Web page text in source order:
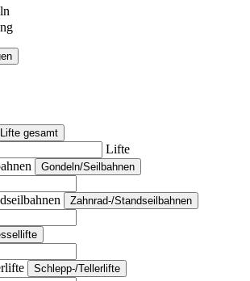
Lifte gesamt
Lifte
Gondeln/Seilbahnen
Zahnrad-/Standseilbahnen
Schlepp-/Tellerlifte